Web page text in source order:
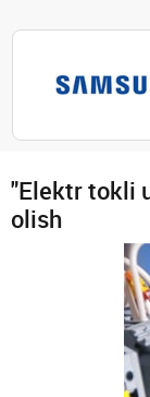
"Elektr tokli
olish